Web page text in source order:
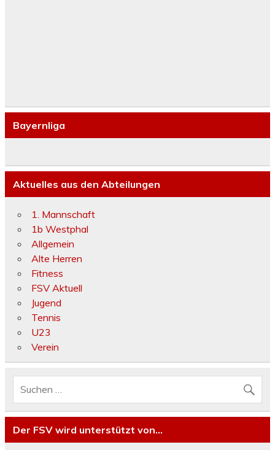
Bayernliga
Aktuelles aus den Abteilungen
1. Mannschaft
1b Westphal
Allgemein
Alte Herren
Fitness
FSV Aktuell
Jugend
Tennis
U23
Verein
Der FSV wird unterstützt von…